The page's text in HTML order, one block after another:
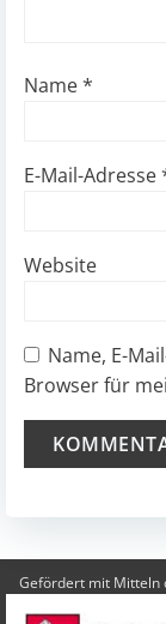
Name*
E-Mail-Adresse
Website
Name, E-
Browser für
Gefördert mit Mitteln